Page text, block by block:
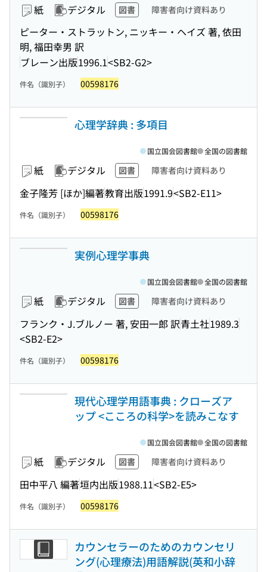
紙 デジタル 図書 障害者向け資料あり
ピーター・ストラットン, ニッキー・ヘイズ 著, 依田
明, 福田幸男 訳
ブレーン出版1996.1<SB2-G2>
件名（識別子） 00598176
心理学辞典 : 多項目
紙 デジタル 図書 障害者向け資料あり
金子隆芳 [ほか]編著教育出版1991.9<SB2-E11>
国立国会図書館 全国の図書館
件名（識別子） 00598176
実例心理学事典
紙 デジタル 図書 障害者向け資料あり
フランク・J.ブルノー 著, 安田一郎 訳青土社1989.3
<SB2-E2>
国立国会図書館 全国の図書館
件名（識別子） 00598176
現代心理学用語事典 : クローズア
ップ <こころの科学>を読みこなす
紙 デジタル 図書 障害者向け資料あり
田中平八 編著垣内出版1988.11<SB2-E5>
国立国会図書館 全国の図書館
件名（識別子） 00598176
カウンセラーのためのカウンセリ
ング(心理療法)用語解説(英和小辞